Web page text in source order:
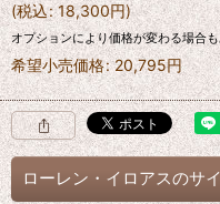
(税込: 18,300円)
オプションにより価格が変わる場合
希望小売価格: 20,795円
ローレン・イロアスのサ